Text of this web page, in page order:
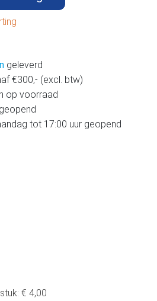
geleverd
€300,- (excl. btw)
op voorraad
tot 17:00 uur geopend
€ 4,00